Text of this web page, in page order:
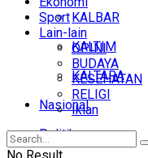
KALBAR
KALTIM
KALTARA
Nasional
Politik
Sport
Lain-lain
OPINI
BUDAYA
KESEHATAN
RELIGI
Iklan